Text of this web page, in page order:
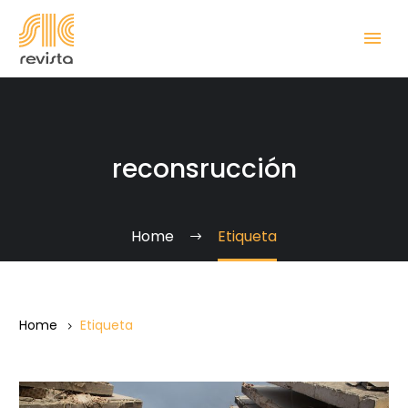
reconsrucción
Home Etiqueta
Home Etiqueta
Reconstruir